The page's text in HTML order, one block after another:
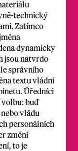
technický
Zatímco
dynamicky
jsou natvrdo
správního
textu vládní
Úředníci
buď
vládu
personálních
změní
to je